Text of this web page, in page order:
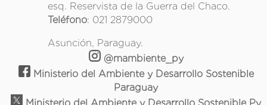
esq. Reservista de la Guerra del Chaco.
Teléfono: 021 2879000
Asunción, Paraguay.
@mambiente_py
Ministerio del Ambiente y Desarrollo Sostenible
Paraguay